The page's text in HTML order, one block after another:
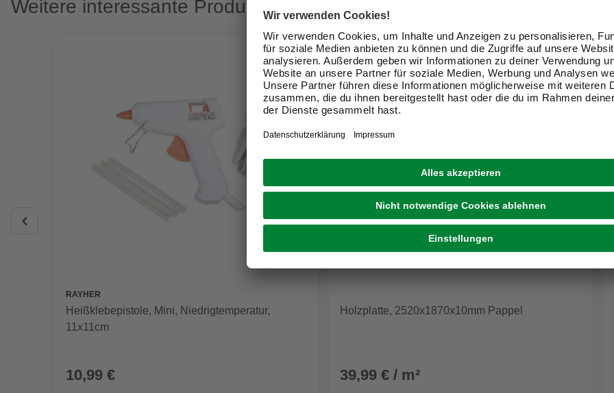
Weitere interessante Produkte
RAYHER
Heißklebepistole, Mini, Niedrigtemperatur,
11x11cm
10,99 €
Holzplatte, 2520x1870x10mm Pappel
39,99 € / m²